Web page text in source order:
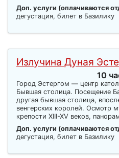
Доп. услуги (оплачиваются
дегустация, билет в Базилику
Излучина Дуная
10
Город Эстергом — центр
Бывшая столица. Посещение
другая бывшая столица,
венгерских королей. Осмотр
крепости XIII-XV веков,
Доп. услуги (оплачиваются
дегустация, билет в Базилику